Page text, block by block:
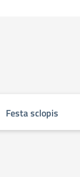
Festa sclopis